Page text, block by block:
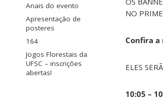
Anais do evento
Apresentação de
posteres
164
Jogos Florestais da
UFSC – inscrições
abertas!
NO
Confira a
ELES
10:05 –